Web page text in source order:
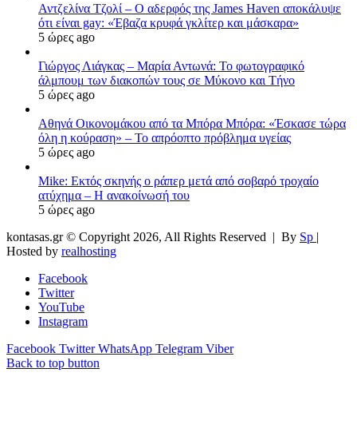
Αντζελίνα Τζολί – Ο αδερφός της James Haven αποκάλυψε
ότι είναι gay: «Έβαζα κρυφά γκλίτερ και μάσκαρα»
5 ώρες ago
Γιώργος Λιάγκας – Μαρία Αντωνά: Το φωτογραφικό
άλμπουμ των διακοπών τους σε Μύκονο και Τήνο
5 ώρες ago
Αθηνά Οικονομάκου από τα Μπόρα Μπόρα: «Έσκασε τώρα
όλη η κούραση» – Το απρόοπτο πρόβλημα υγείας
5 ώρες ago
Mike: Εκτός σκηνής ο ράπερ μετά από σοβαρό τροχαίο
ατύχημα – Η ανακοίνωσή του
5 ώρες ago
kontasas.gr © Copyright 2026, All Rights Reserved | By Sp |
Hosted by realhosting
Facebook
Twitter
YouTube
Instagram
Facebook Twitter WhatsApp Telegram Viber
Back to top button